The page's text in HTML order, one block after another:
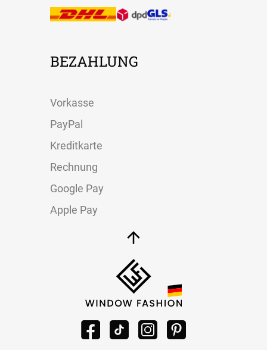
BEZAHLUNG
Vorkasse
PayPal
Kreditkarte
Rechnung
Google Pay
Apple Pay